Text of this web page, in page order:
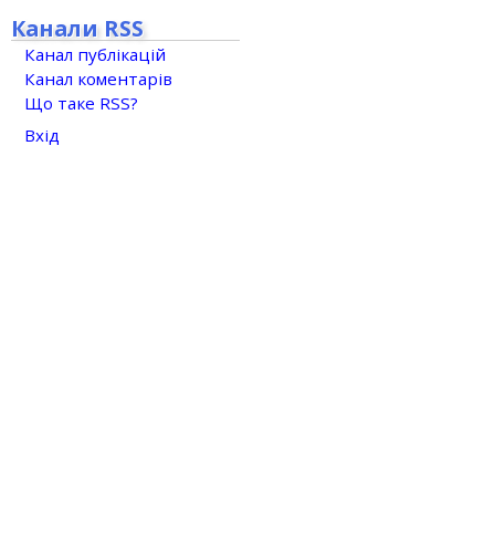
Канали RSS
Канал публікацій
Канал коментарів
Що таке RSS?
Вхід